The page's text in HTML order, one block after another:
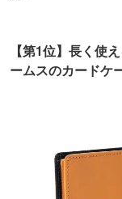
【第1位】長く使
ームスのカードケ